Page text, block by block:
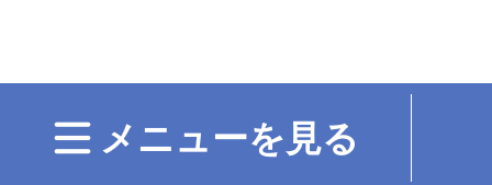
メニューを見る